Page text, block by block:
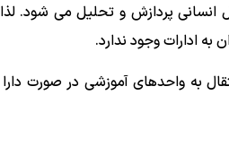
پردازش و تحلیل می شود.
ادارات وجود ندارد.
به واحدهای آموزشی در صورت